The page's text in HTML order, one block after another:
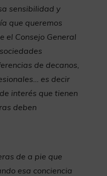
sensibilidad y
que queremos
el Consejo General
de decanos,
es decir
interés que tienen
deben
de a pie que
esa conciencia